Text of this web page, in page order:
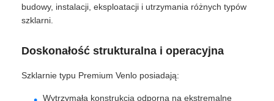
budowy, instalacji, eksploatacji i utrzymania różnych typów
szklarni.
Doskonałość strukturalna i operacyjna
Szklarnie typu Premium Venlo posiadają:
Wytrzymała konstrukcja odporna na ekstremalne